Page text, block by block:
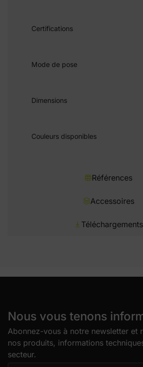
Références
Accessoires
Téléchargements
Certifications
Mode de pose
Dimensions
Couleurs disponibles
Nous vous tenons
Abonnez-vous à notre newsletter et
nos produits, informations
secteur.